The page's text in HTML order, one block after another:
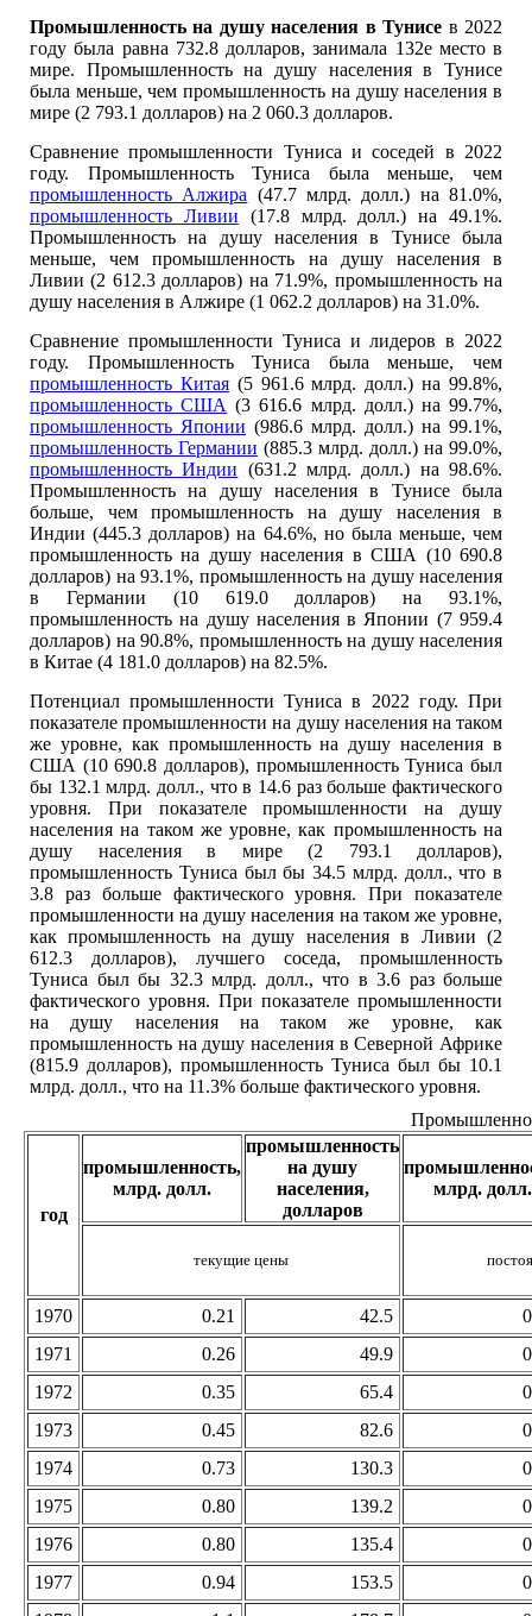
Промышленность на душу населения в Тунисе в 2022
году была равна 732.8 долларов, занимала 132е место в
мире. Промышленность на душу населения в Тунисе
была меньше, чем промышленность на душу населения в
мире (2 793.1 долларов) на 2 060.3 долларов.
Сравнение промышленности Туниса и соседей в 2022
году. Промышленность Туниса была меньше, чем
промышленность Алжира (47.7 млрд. долл.) на 81.0%,
промышленность Ливии (17.8 млрд. долл.) на 49.1%.
Промышленность на душу населения в Тунисе была
меньше, чем промышленность на душу населения в
Ливии (2 612.3 долларов) на 71.9%, промышленность на
душу населения в Алжире (1 062.2 долларов) на 31.0%.
Сравнение промышленности Туниса и лидеров в 2022
году. Промышленность Туниса была меньше, чем
промышленность Китая(5 961.6 млрд. долл.) на 99.8%,
промышленность США (3 616.6 млрд. долл.) на 99.7%,
промышленность Японии (986.6 млрд. долл.) на 99.1%,
промышленность Германии (885.3 млрд. долл.) на 99.0%,
промышленность Индии (631.2 млрд. долл.) на 98.6%.
Промышленность на душу населения в Тунисе была
больше, чем промышленность на душу населения в
Индии (445.3 долларов) на 64.6%, но была меньше, чем
промышленность на душу населения в США (10 690.8
долларов) на 93.1%, промышленность на душу населения
в Германии (10 619.0 долларов) на 93.1%,
промышленность на душу населения в Японии (7 959.4
долларов) на 90.8%, промышленность на душу населения
в Китае (4 181.0 долларов) на 82.5%.
Потенциал промышленности Туниса в 2022 году. При
показателе промышленности на душу населения на таком
же уровне, как промышленность на душу населения в
США (10 690.8 долларов), промышленность Туниса был
бы 132.1 млрд. долл., что в 14.6 раз больше фактического
уровня. При показателе промышленности на душу
населения на таком же уровне, как промышленность на
душу населения в мире (2 793.1 долларов),
промышленность Туниса был бы 34.5 млрд. долл., что в
3.8 раз больше фактического уровня. При показателе
промышленности на душу населения на таком же уровне,
как промышленность на душу населения в Ливии (2
612.3 долларов), лучшего соседа, промышленность
Туниса был бы 32.3 млрд. долл., что в 3.6 раз больше
фактического уровня. При показателе промышленности
на душу населения на таком же уровне, как
промышленность на душу населения в Северной Африке
(815.9 долларов), промышленность Туниса был бы 10.1
млрд. долл., что на 11.3% больше фактического уровня.
год
промышленность,
млрд. долл.
промышленность
на душу
населения,
долларов
млрд. долл.
текущие цены
1970 0.21 42.5
1971
0.26 49.9
1972
0.35 65.4
1973
0.45 82.6
1974
0.73 130.3
1975
0.80 139.2
1976
0.80 135.4
1977
0.94 153.5